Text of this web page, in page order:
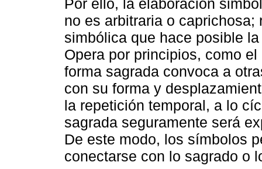
Por ello, la elaboración
no es arbitraria o
simbólica que hace posible
Opera por principios, como
forma sagrada convoca a
con su forma y
la repetición temporal, a lo
sagrada seguramente será
De este modo, los símbolos
conectarse con lo sagrado o